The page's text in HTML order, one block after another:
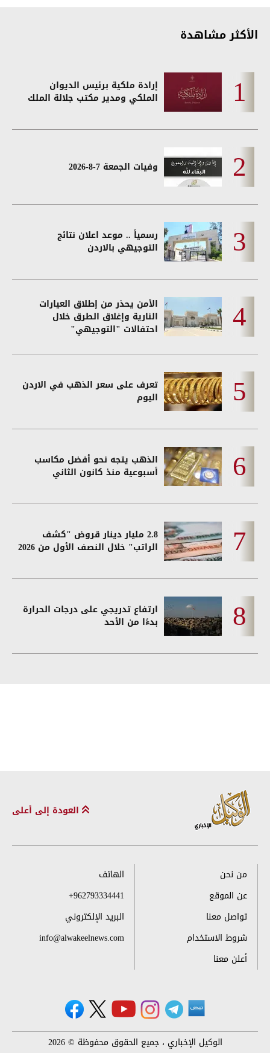
الأكثر مشاهدة
إرادة ملكية برئيس الديوان
الملكي ومدير مكتب جلالة الملك
وفيات الجمعة 7-8-2026
رسمياً .. موعد اعلان نتائج
التوجيهي بالاردن
الأمن يحذر من إطلاق العيارات
النارية وإغلاق الطرق خلال
احتفالات "التوجيهي"
تعرف على سعر الذهب في الاردن
اليوم
الذهب يتجه نحو أفضل مكاسب
أسبوعية منذ كانون الثاني
2.8 مليار دينار قروض "كشف
الراتب" خلال النصف الأول من 2026
ارتفاع تدريجي على درجات الحرارة
بدءًا من الأحد
العودة إلى أعلى
من نحن
عن الموقع
تواصل معنا
شروط الاستخدام
أعلن معنا
الهاتف
+962793334441
البريد الإلكتروني
info@alwakeelnews.com
الوكيل الإخباري ، جميع الحقوق محفوظة © 2026